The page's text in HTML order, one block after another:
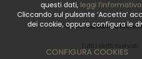
© 2026La
Tutti i diritti riservati
questi dati, leggi
Cliccando sul pulsante ‘Accetta’
dei cookie, oppure configura le
CONFIGURA COOKIES